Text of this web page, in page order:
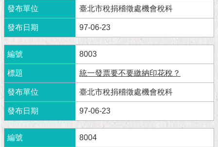
館
發
現
臺
北
活
動
主
題
館
臺北市稅捐稽徵處機會稅科
97-06-23
8003
統一發票要不要繳納印花稅？
臺北市稅捐稽徵處機會稅科
97-06-23
8004